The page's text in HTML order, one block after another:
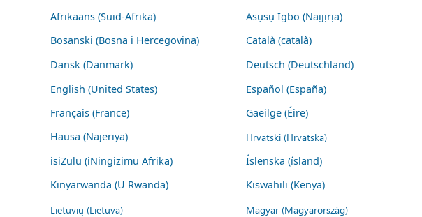
Afrikaans (Suid-Afrika) Asụsụ Igbo (Naịjịrịa)
Bosanski (Bosna i Hercegovina)
Català (català)
Dansk (Danmark)
Deutsch (Deutschland)
English (United States) Español (España)
Français (France)
Gaeilge (Éire)
Hausa (Najeriya)
Hrvatski (Hrvatska)
isiZulu (iNingizimu Afrika)
Íslenska (ísland)
Kinyarwanda (U Rwanda)
Kiswahili (Kenya)
Lietuvių (Lietuva) Magyar (Magyarország)